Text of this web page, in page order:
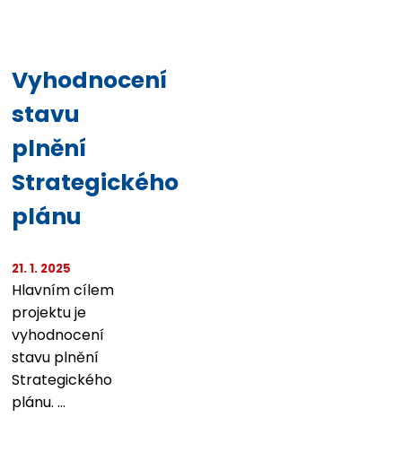
Vyhodnocení
stavu
plnění
Strategického
plánu
21. 1. 2025
Hlavním cílem
projektu je
vyhodnocení
stavu plnění
Strategického
plánu. ...